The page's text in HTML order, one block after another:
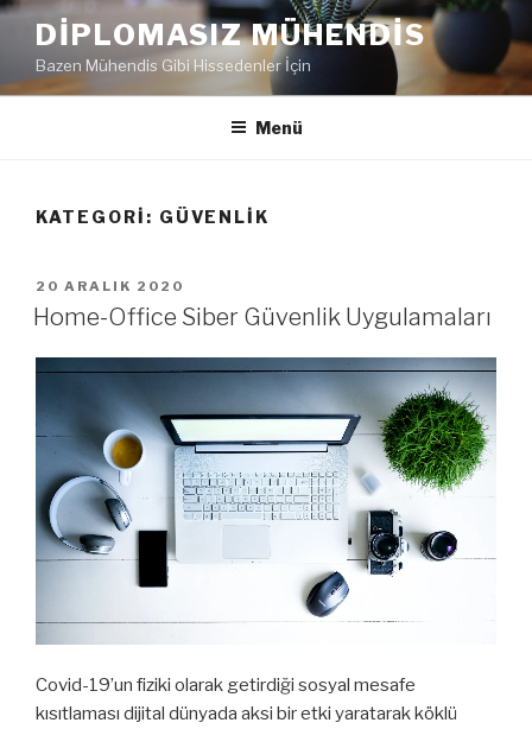
İçeriğe
DIPLOMASIZ MÜHENDIS
Bazen Mühendis Gibi Hissedenler İçin
Menü
KATEGORI: GÜVENLIK
YAYIM
TARIHI
20 ARALIK 2020
Home-Office Siber Güvenlik Uygulamaları
Covid-19’un fiziki olarak getirdiği sosyal mesafe
kısıtlaması dijital dünyada aksi bir etki yaratarak köklü